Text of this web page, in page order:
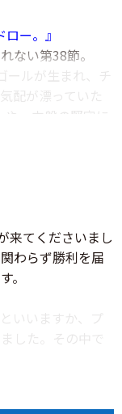
ー。』
ない第38節。
配が漂っていた
３へは届かなか
に臨んだ甲府だ
く、ボールを上
でストップ。栃
来てくださいまし
わらず勝利を届
。
した。その中で